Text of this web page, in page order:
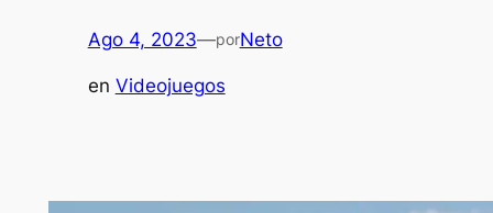
Ago 4, 2023—porNeto
en Videojuegos